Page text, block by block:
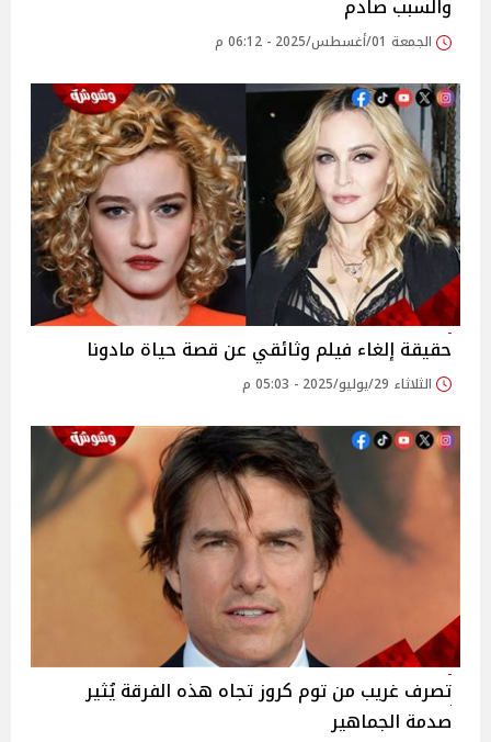
والسبب صادم
الجمعة 01/أغسطس/2025 - 06:12 م
حقيقة إلغاء فيلم وثائقي عن قصة حياة مادونا
الثلاثاء 29/يوليو/2025 - 05:03 م
تصرف غريب من توم كروز تجاه هذه الفرقة يُثير
صدمة الجماهير